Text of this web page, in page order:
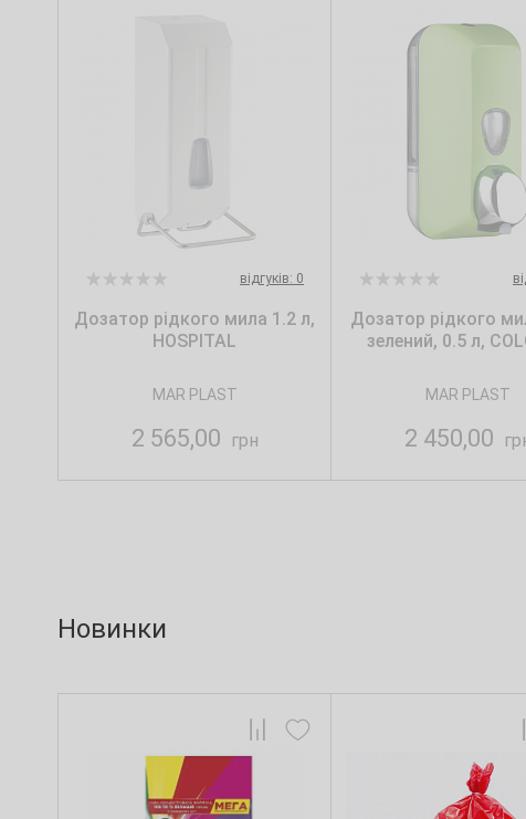
відгуків: 0
Дозатор рідкого мила 1.2 л,
HOSPITAL
MAR PLAST
2 565,00 грн
Дозатор рідкого
зелений, 0.5 л,
MAR PLAST
2 450,00
Новинки